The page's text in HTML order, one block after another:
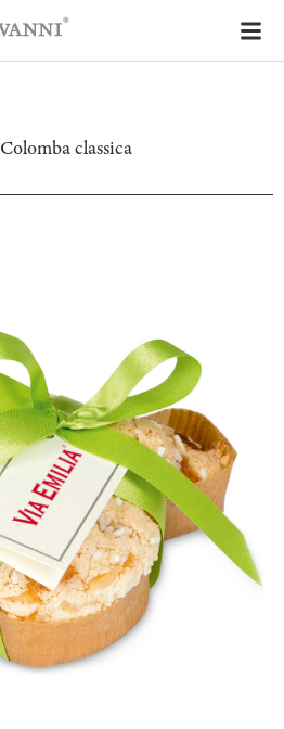
Colomba classica